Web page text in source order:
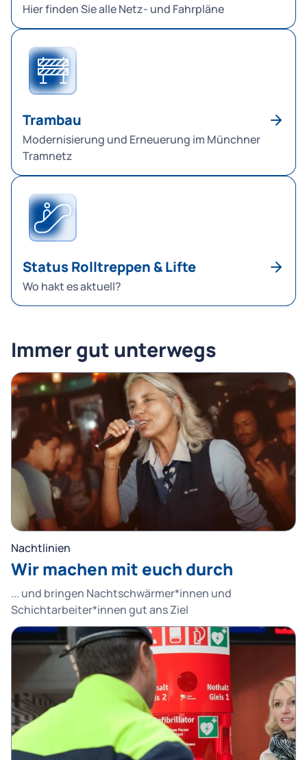
Hier finden Sie alle Netz- und Fahrpläne
Trambau
Modernisierung und Erneuerung im Münchner
Tramnetz
Status Rolltreppen & Lifte
Wo hakt es aktuell?
Immer gut unterwegs
Nachtlinien
Wir machen mit euch durch
... und bringen Nachtschwärmer*innen und
Schichtarbeiter*innen gut ans Ziel